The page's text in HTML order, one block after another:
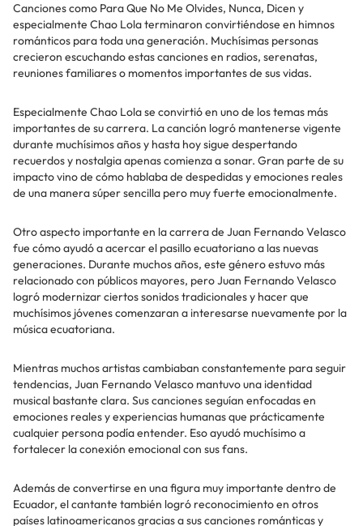
Canciones como Para Que No Me Olvides, Nunca, Dicen y
especialmente Chao Lola terminaron convirtiéndose en himnos
románticos para toda una generación. Muchísimas personas
crecieron escuchando estas canciones en radios, serenatas,
reuniones familiares o momentos importantes de sus vidas.
Especialmente Chao Lola se convirtió en uno de los temas más
importantes de su carrera. La canción logró mantenerse vigente
durante muchísimos años y hasta hoy sigue despertando
recuerdos y nostalgia apenas comienza a sonar. Gran parte de su
impacto vino de cómo hablaba de despedidas y emociones reales
de una manera súper sencilla pero muy fuerte emocionalmente.
Otro aspecto importante en la carrera de Juan Fernando Velasco
fue cómo ayudó a acercar el pasillo ecuatoriano a las nuevas
generaciones. Durante muchos años, este género estuvo más
relacionado con públicos mayores, pero Juan Fernando Velasco
logró modernizar ciertos sonidos tradicionales y hacer que
muchísimos jóvenes comenzaran a interesarse nuevamente por la
música ecuatoriana.
Mientras muchos artistas cambiaban constantemente para seguir
tendencias, Juan Fernando Velasco mantuvo una identidad
musical bastante clara. Sus canciones seguían enfocadas en
emociones reales y experiencias humanas que prácticamente
cualquier persona podía entender. Eso ayudó muchísimo a
fortalecer la conexión emocional con sus fans.
Además de convertirse en una figura muy importante dentro de
Ecuador, el cantante también logró reconocimiento en otros
países latinoamericanos gracias a sus canciones románticas y